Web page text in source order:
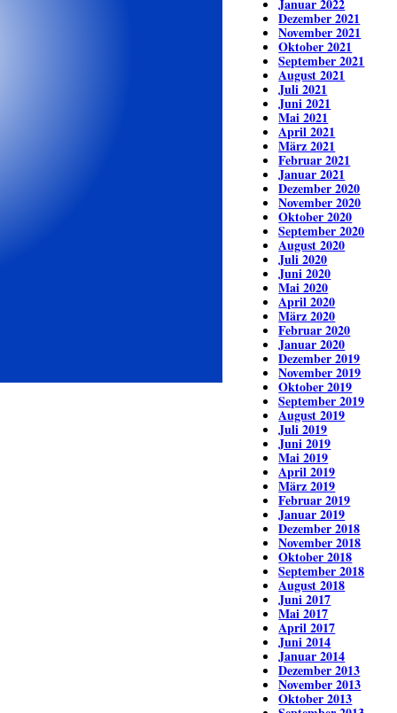
Januar 2022
Dezember 2021
November 2021
Oktober 2021
September 2021
August 2021
Juli 2021
Juni 2021
Mai 2021
April 2021
März 2021
Februar 2021
Januar 2021
Dezember 2020
November 2020
Oktober 2020
September 2020
August 2020
Juli 2020
Juni 2020
Mai 2020
April 2020
März 2020
Februar 2020
Januar 2020
Dezember 2019
November 2019
Oktober 2019
September 2019
August 2019
Juli 2019
Juni 2019
Mai 2019
April 2019
März 2019
Februar 2019
Januar 2019
Dezember 2018
November 2018
Oktober 2018
September 2018
August 2018
Juni 2017
Mai 2017
April 2017
Juni 2014
Januar 2014
Dezember 2013
November 2013
Oktober 2013